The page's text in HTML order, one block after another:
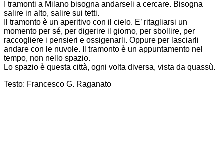
I tramonti a Milano bisogna andarseli a cercare. Bisogna
salire in alto, salire sui tetti.
Il tramonto è un aperitivo con il cielo. E’ ritagliarsi un
momento per sé, per digerire il giorno, per sbollire, per
raccogliere i pensieri e ossigenarli. Oppure per lasciarli
andare con le nuvole. Il tramonto è un appuntamento nel
tempo, non nello spazio.
Lo spazio è questa città, ogni volta diversa, vista da quassù.
Testo: Francesco G. Raganato